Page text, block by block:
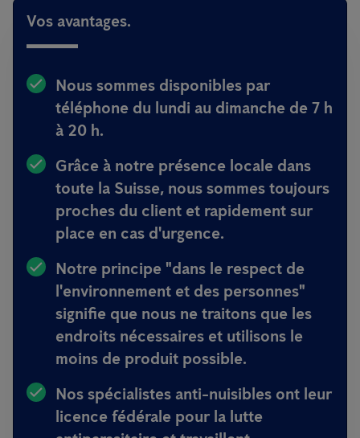
Vos avantages.
Nous sommes disponibles par
téléphone du lundi au dimanche de 7 h
à 20 h.
Grâce à notre présence locale dans
toute la Suisse, nous sommes toujours
proches du client et rapidement sur
place en cas d'urgence.
Notre principe "dans le respect de
l'environnement et des personnes"
signifie que nous ne traitons que les
endroits nécessaires et utilisons le
moins de produit possible.
Nos spécialistes anti-nuisibles ont leur
licence fédérale pour la lutte